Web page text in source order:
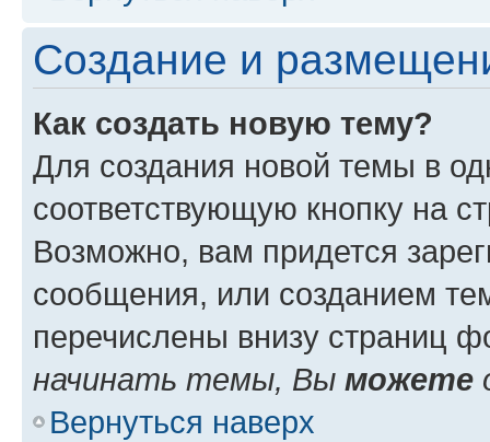
Создание и
Как создать новую тему?
Для создания новой темы в
соответствующую кнопку на
Возможно, вам придется
сообщения, или созданием
перечислены внизу страниц
начинать темы, Вы можете
Вернуться наверх